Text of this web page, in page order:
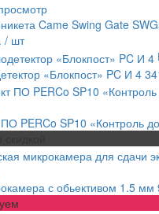
Came Swing Gate
/ шт
«Блокпост» PC И 4
PERCo SP10 «Контроль
с обьективом 1.5 мм